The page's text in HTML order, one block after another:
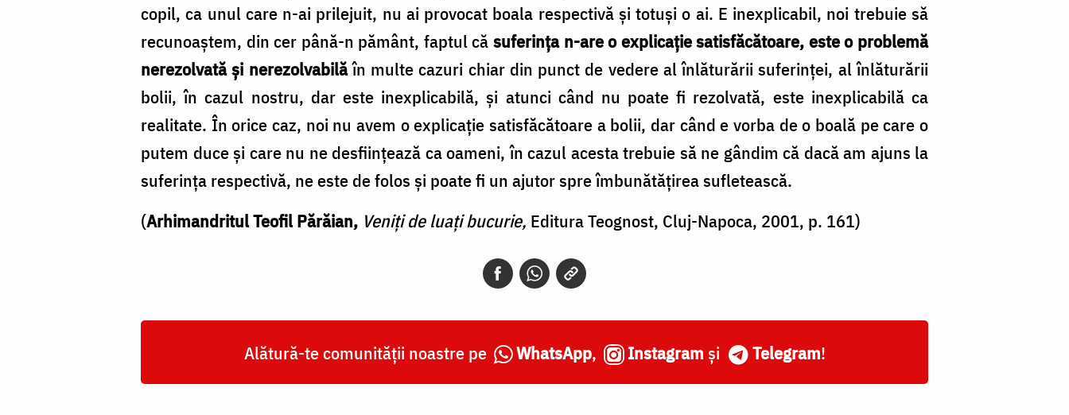
copil, ca unul care n-ai prilejuit, nu ai provocat boala respectivă şi totuşi o ai. E inexplicabil, noi trebuie să
recunoaştem, din cer până-n pământ, faptul că suferinţa n-are o explicaţie satisfăcătoare, este o problemă
nerezolvată şi nerezolvabilăîn multe cazuri chiar din punct de vedere al înlăturării suferinţei, al înlăturării
bolii, în cazul nostru, dar este inexplicabilă, şi atunci când nu poate fi rezolvată, este inexplicabilă ca
realitate. În orice caz, noi nu avem o explicaţie satisfăcătoare a bolii, dar când e vorba de o boală pe care o
putem duce şi care nu ne desfiinţează ca oameni, în cazul acesta trebuie să ne gândim că dacă am ajuns la
suferinţa respectivă, ne este de folos şi poate fi un ajutor spre îmbunătăţirea sufletească.
(Arhimandritul Teofil Părăian, Veniţi de luaţi bucurie, Editura Teognost, Cluj-Napoca, 2001, p. 161)
Alătură-te comunității noastre pe WhatsApp, Instagram și Telegram!